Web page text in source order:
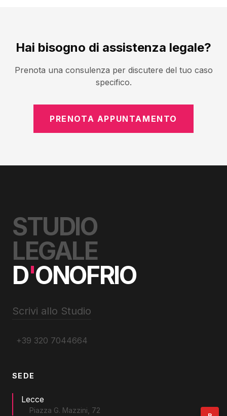
Hai bisogno di assistenza legale?
Prenota una consulenza per discutere del tuo caso
specifico.
PRENOTA APPUNTAMENTO
STUDIO
LEGALE
D'ONOFRIO
Scrivi allo Studio
+39 320 7044664
SEDE
Lecce
Piazza G. Mazzini, 72